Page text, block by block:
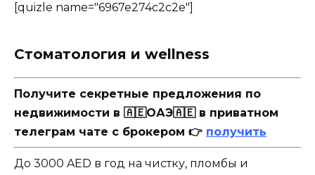
[quizle name="6967e274c2c2e"]
Стоматология и wellness
Получите секретные предложения по
недвижимости в 🇦🇪ОАЭ🇦🇪 в приватном
телеграм чате с брокером 👉 получить
До 3000 AED в год на чистку, пломбы и